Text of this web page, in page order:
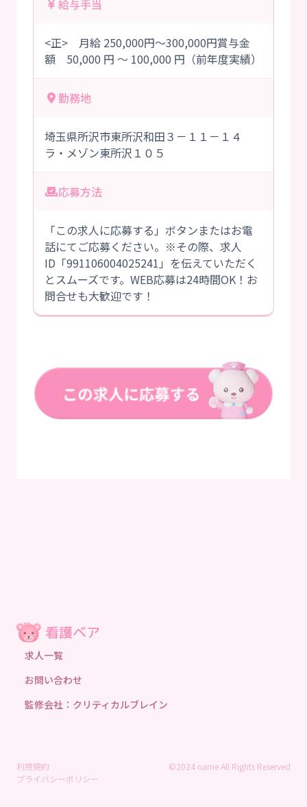
給与手当
<正> 月給 250,000円～300,000円賞与金
額 50,000 円 ～ 100,000 円（前年度実績）
勤務地
埼玉県所沢市東所沢和田３－１１－１４
ラ・メゾン東所沢１０５
応募方法
「この求人に応募する」ボタンまたはお電
話にてご応募ください。※その際、求人
ID「991106004025241」を伝えていただく
とスムーズです。WEB応募は24時間OK！お
問合せも大歓迎です！
求人一覧
お問い合わせ
監修会社：クリティカルブレイン
利用規約
プライバシーポリシー
©2024 name All Rights Reserved